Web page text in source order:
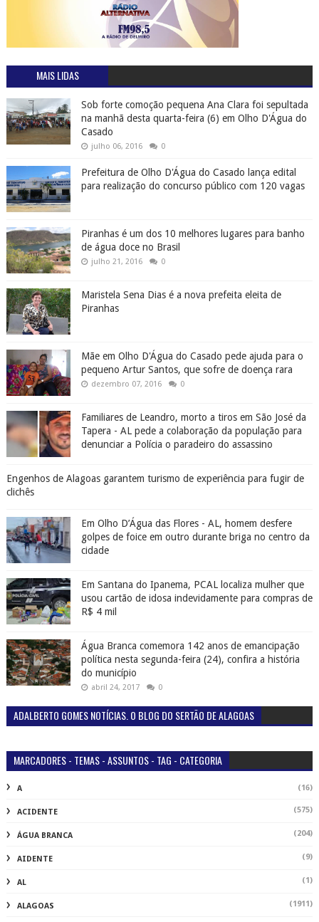
MAIS LIDAS
Sob forte comoção pequena Ana Clara foi sepultada
na manhã desta quarta-feira (6) em Olho D'Água do
Casado
julho 06, 2016 0
Prefeitura de Olho D'Água do Casado lança edital
para realização do concurso público com 120 vagas
Piranhas é um dos 10 melhores lugares para banho
de água doce no Brasil
julho 21, 2016 0
Maristela Sena Dias é a nova prefeita eleita de
Piranhas
Mãe em Olho D'Água do Casado pede ajuda para o
pequeno Artur Santos, que sofre de doença rara
dezembro 07, 2016 0
Familiares de Leandro, morto a tiros em São José da
Tapera - AL pede a colaboração da população para
denunciar a Polícia o paradeiro do assassino
Engenhos de Alagoas garantem turismo de experiência para fugir de
clichês
Em Olho D’Água das Flores - AL, homem desfere
golpes de foice em outro durante briga no centro da
cidade
Em Santana do Ipanema, PCAL localiza mulher que
usou cartão de idosa indevidamente para compras de
R$ 4 mil
Água Branca comemora 142 anos de emancipação
política nesta segunda-feira (24), confira a história
do município
abril 24, 2017 0
ADALBERTO GOMES NOTÍCIAS. O BLOG DO SERTÃO DE ALAGOAS
MARCADORES - TEMAS - ASSUNTOS - TAG - CATEGORIA
A (16)
ACIDENTE (575)
ÁGUA BRANCA (204)
AIDENTE (9)
AL (1)
ALAGOAS (1911)